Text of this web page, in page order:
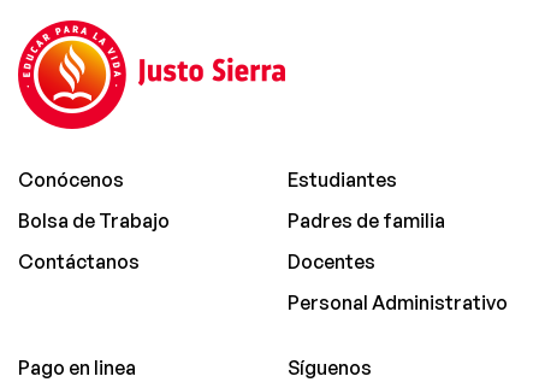
Conócenos
Bolsa de Trabajo
Contáctanos
Estudiantes
Padres de familia
Docentes
Personal Administrativo
Pago en linea Síguenos